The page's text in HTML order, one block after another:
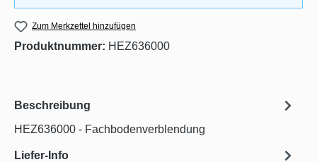
Zum Merkzettel hinzufügen
Produktnummer: HEZ636000
Beschreibung
HEZ636000 - Fachbodenverblendung
Liefer-Info